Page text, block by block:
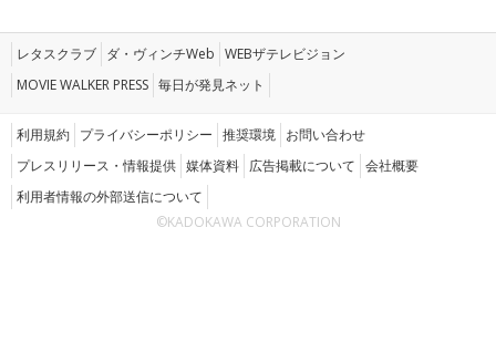
レタスクラブ ダ・ヴィンチWeb WEBザテレビジョン
MOVIE WALKER PRESS 毎日が発見ネット
利用規約 プライバシーポリシー 推奨環境 お問い合わせ
プレスリリース・情報提供 媒体資料 広告掲載について 会社概要
利用者情報の外部送信について
©KADOKAWA CORPORATION